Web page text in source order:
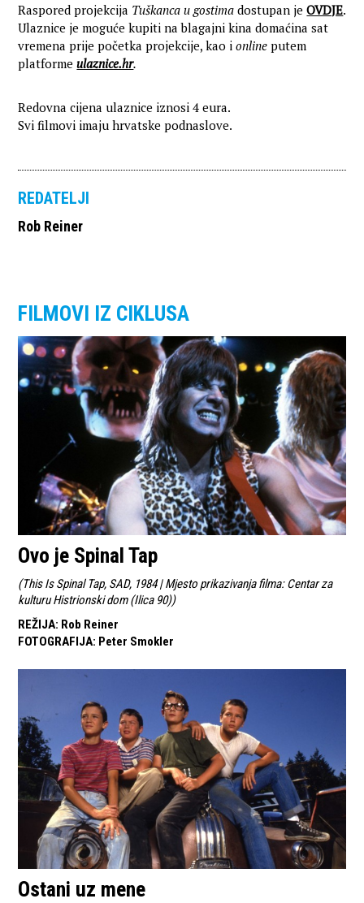
Raspored projekcija Tuškanca u gostima dostupan jeOVDJE.
Ulaznice je moguće kupiti na blagajni kina domaćina sat
vremena prije početka projekcije, kao ionline putem
platformeulaznice.hr.
Redovna cijena ulaznice iznosi 4 eura.
Svi filmovi imaju hrvatske podnaslove.
REDATELJI
Rob Reiner
FILMOVI IZ CIKLUSA
Ovo je Spinal Tap
(This Is Spinal Tap, SAD, 1984 | Mjesto prikazivanja filma: Centar za
kulturu Histrionski dom (Ilica 90))
REŽIJA: Rob Reiner
FOTOGRAFIJA: Peter Smokler
Ostani uz mene